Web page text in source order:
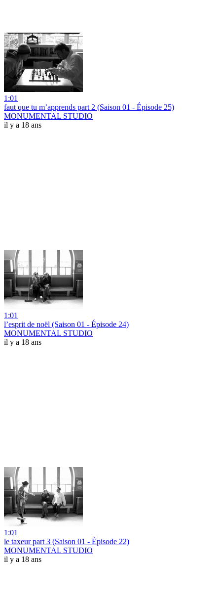
1:01
faut que tu m’apprends part 2 (Saison 01 - Épisode 25)
MONUMENTAL STUDIO
il y a 18 ans
1:01
l’esprit de noël (Saison 01 - Épisode 24)
MONUMENTAL STUDIO
il y a 18 ans
1:01
le taxeur part 3 (Saison 01 - Épisode 22)
MONUMENTAL STUDIO
il y a 18 ans